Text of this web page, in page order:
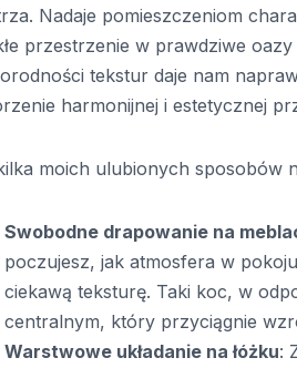
Nadaje pomieszczeniom
przestrzenie w prawdziwe
tekstur daje nam
harmonijnej i estetycznej
moich ulubionych sposobów
Swobodne drapowanie na
poczujesz, jak atmosfera w
ciekawą teksturę. Taki koc, w
centralnym, który przyciągnie
Warstwowe układanie na łóżku: